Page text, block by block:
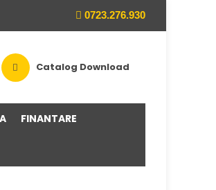
0723.276.930
Catalog Download
FINANTARE